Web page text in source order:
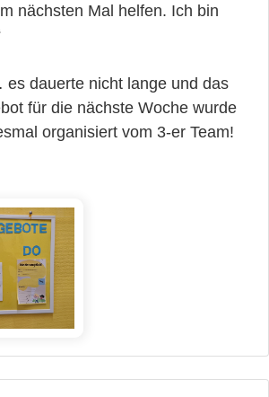
nächsten Mal helfen. Ich bin
dauerte nicht lange und das
für die nächste Woche wurde
organisiert vom 3-er Team!